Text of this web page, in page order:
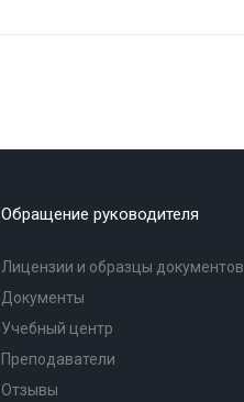
Обращение руководителя
Лицензии и образцы документов
Документы
Учебный центр
Преподаватели
Отзывы